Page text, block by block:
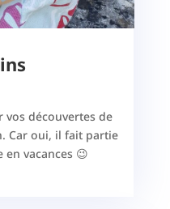
vos découvertes de
Car oui, il fait partie
vacances 😉